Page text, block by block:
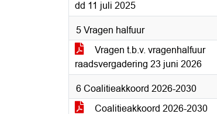
dd 11 juli 2025
5 Vragen halfuur
Vragen t.b.v. vragenhalfuur
raadsvergadering 23 juni 2026
6 Coalitieakkoord 2026-2030
Coalitieakkoord 2026-2030